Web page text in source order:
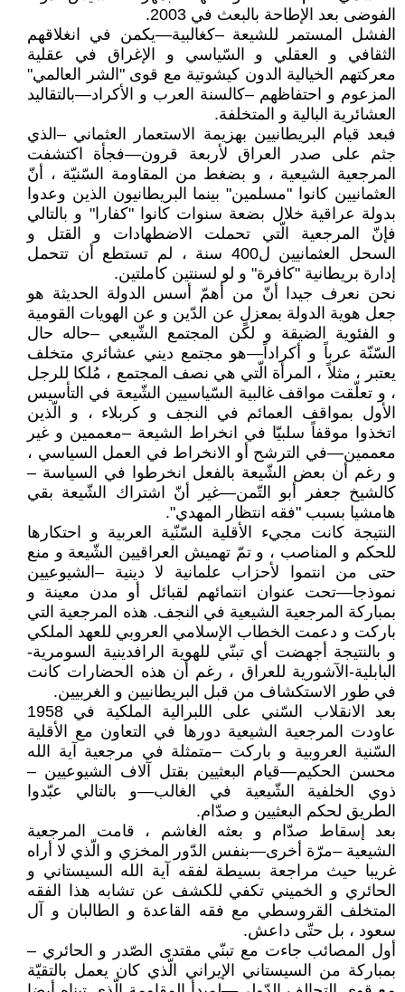
الفوضى بعد الإطاحة بالبعث في 2003.
الفشل المستمر للشيعة –كغالبية—يكمن في انغلاقهم
الثقافي و العقلي و السّياسي و الإغراق في عقلية
معركتهم الخيالية الدون كيشوتية مع قوى "الشر العالمي"
المزعوم و احتفاظهم –كالسنة العرب و الأكراد—بالتقاليد
العشائرية البالية و المتخلفة.
فبعد قيام البريطانيين بهزيمة الاستعمار العثماني –الذي
جثم على صدر العراق لأربعة قرون—فجأة اكتشفت
المرجعية الشيعية ، و بضغط من المقاومة السّنيّة ، أنّ
العثمانيين كانوا "مسلمين" بينما البريطانيون الذين وعدوا
بدولة عراقية خلال بضعة سنوات كانوا "كفارا" و بالتالي
فإنّ المرجعية الّتي تحملت الاضطهادات و القتل و
السحل العثمانيين ل400 سنة ، لم تستطع أن تتحمل
إدارة بريطانية "كافرة" و لو لسنتين كاملتين.
نحن نعرف جيدا أنّ من أهمّ أسس الدولة الحديثة هو
جعل هوية الدولة بمعزلٍ عن الدّين و عن الهويات القومية
و الفئوية الضيقة و لكن المجتمع الشّيعي –حاله حال
السّنّة عرباً و أكراداً—هو مجتمع ديني عشائري متخلف
يعتبر ، مثلاً ، المرأة الّتي هي نصف المجتمع ، مُلكا للرجل
، و تعلّقت مواقف غالبية السّياسيين الشّيعة في التأسيس
الأول بمواقف العمائم في النجف و كربلاء ، و الّذين
اتخذوا موقفاً سلبيّا في انخراط الشيعة –معممين و غير
معممين—في الترشح أو الانخراط في العمل السياسي ،
و رغم أن بعض الشّيعة بالفعل انخرطوا في السياسة –
كالشيخ جعفر أبو التّمن—غير أنّ اشتراك الشّيعة بقي
هامشيا بسبب "فقه انتظار المهدي".
النتيجة كانت مجيء الأقلية السّنّية العربية و احتكارها
للحكم و المناصب ، و تمّ تهميش العراقيين الشّيعة و منع
حتى من انتموا لأحزاب علمانية لا دينية –الشيوعيين
نموذجا—تحت عنوان انتمائهم لقبائل أو مدن معينة و
بمباركة المرجعية الشيعية في النجف. هذه المرجعية التي
باركت و دعمت الخطاب الإسلامي العروبي للعهد الملكي
و بالنتيجة أجهضت أي تبنّي للهوية الرافدينية السومرية-
البابلية-الآشورية للعراق ، رغم أن هذه الحضارات كانت
في طور الاستكشاف من قبل البريطانيين و الغربيين.
بعد الانقلاب السّني على اللبرالية الملكية في 1958
عاودت المرجعية الشيعية دورها في التعاون مع الأقلية
السّنية العروبية و باركت –متمثلة في مرجعية آية الله
محسن الحكيم—قيام البعثيين بقتل آلاف الشيوعيين –
ذوي الخلفية الشّيعية في الغالب—و بالتالي عبّدوا
الطريق لحكم البعثيين و صدّام.
بعد إسقاط صدّام و بعثه الغاشم ، قامت المرجعية
الشيعية –مرّة أخرى—بنفس الدّور المخزي و الّذي لا أراه
غريبا حيث مراجعة بسيطة لفقه آية الله السيستاني و
الحائري و الخميني تكفي للكشف عن تشابه هذا الفقه
المتخلف القروسطي مع فقه القاعدة و الطالبان و آل
سعود ، بل حتّى داعش.
أول المصائب جاءت مع تبنّي مقتدى الصّدر و الحائري –
بمباركة من السيستاني الإيراني الّذي كان يعمل بالتقيّة